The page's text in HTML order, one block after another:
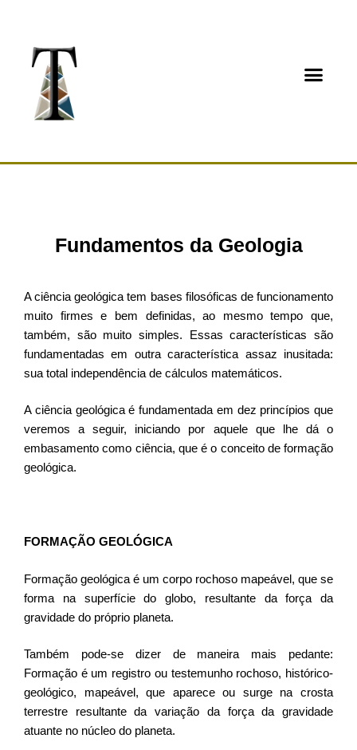
Fundamentos da Geologia
A ciência geológica tem bases filosóficas de funcionamento
muito firmes e bem definidas, ao mesmo tempo que,
também, são muito simples. Essas características são
fundamentadas em outra característica assaz inusitada:
sua total independência de cálculos matemáticos.
A ciência geológica é fundamentada em dez princípios que
veremos a seguir, iniciando por aquele que lhe dá o
embasamento como ciência, que é o conceito de formação
geológica.
FORMAÇÃO GEOLÓGICA
Formação geológica é um corpo rochoso mapeável, que se
forma na superfície do globo, resultante da força da
gravidade do próprio planeta.
Também pode-se dizer de maneira mais pedante:
Formação é um registro ou testemunho rochoso, histórico-
geológico, mapeável, que aparece ou surge na crosta
terrestre resultante da variação da força da gravidade
atuante no núcleo do planeta.